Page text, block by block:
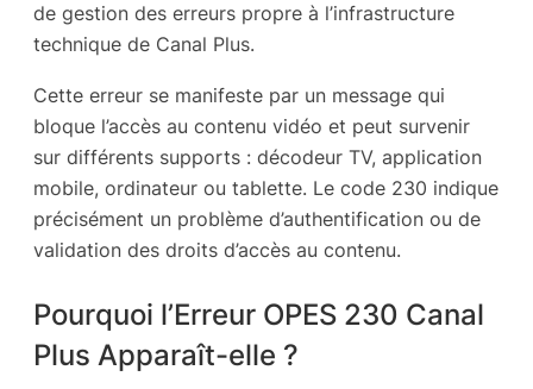
de gestion des erreurs propre à l’infrastructure
technique de Canal Plus.
Cette erreur se manifeste par un message qui
bloque l’accès au contenu vidéo et peut survenir
sur différents supports : décodeur TV, application
mobile, ordinateur ou tablette. Le code 230 indique
précisément un problème d’authentification ou de
validation des droits d’accès au contenu.
Pourquoi l’Erreur OPES 230 Canal
Plus Apparaît-elle ?